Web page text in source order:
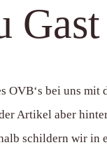
OVB‘s bei uns
Artikel aber
schildern wir in